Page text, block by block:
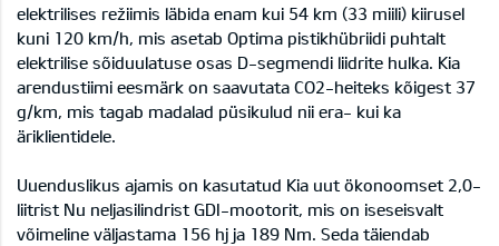
elektrilises režiimis läbida enam kui 54 km (33 miili) kiirusel
kuni 120 km/h, mis asetab Optima pistikhübriidi puhtalt
elektrilise sõiduulatuse osas D-segmendi liidrite hulka. Kia
arendustiimi eesmärk on saavutata CO2-heiteks kõigest 37
g/km, mis tagab madalad püsikulud nii era- kui ka
äriklientidele.
Uuenduslikus ajamis on kasutatud Kia uut ökonoomset 2,0-
liitrist Nu neljasilindrist GDI-mootorit, mis on iseseisvalt
võimeline väljastama 156 hj ja 189 Nm. Seda täiendab